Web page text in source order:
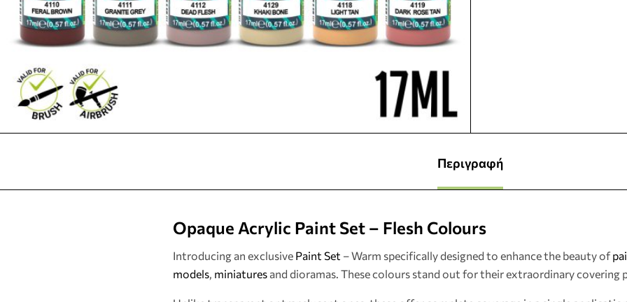
Περιγραφή
Opaque Acrylic Paint Set – Flesh Colours
Introducing an exclusive Paint Set – Warm specifically designed to enhance the beauty of
models, miniatures and dioramas. These colours stand out for their extraordinary covering